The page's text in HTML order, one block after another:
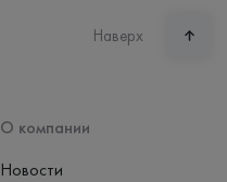
Наверх
О компании
Новости